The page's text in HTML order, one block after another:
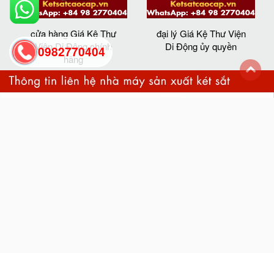
cửa hàng Giá Kệ Thư
Viện Di Động chính
hãng
đại lý Giá Kệ Thư Viện
Di Động ủy quyền
0982770404
back